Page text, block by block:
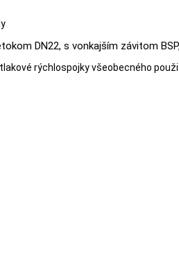
DN22, s vonkajším závitom
rýchlospojky všeobecného